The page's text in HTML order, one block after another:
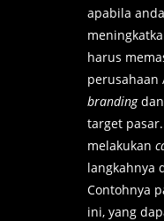
apabila
harus
perusahaan
branding
target
melakukan
langkahnya
Contohnya
ini, yang